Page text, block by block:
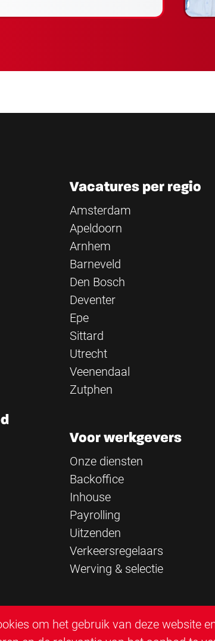
Vacatures per regio
Amsterdam
Apeldoorn
Arnhem
Barneveld
Den Bosch
Deventer
Epe
Sittard
Utrecht
Veenendaal
Zutphen
Voor werkgevers
Onze diensten
Backoffice
Inhouse
Payrolling
Uitzenden
Verkeersregelaars
Werving & selectie
om het gebruik van deze website